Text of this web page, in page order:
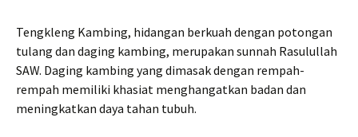
Tengkleng Kambing, hidangan berkuah dengan potongan
tulang dan daging kambing, merupakan sunnah Rasulullah
SAW. Daging kambing yang dimasak dengan rempah-
rempah memiliki khasiat menghangatkan badan dan
meningkatkan daya tahan tubuh.